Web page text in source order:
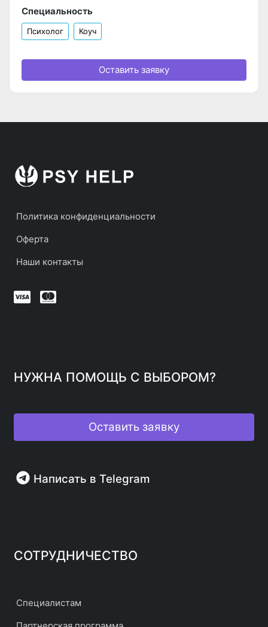
Специальность
Психолог Коуч
Оставить заявку
Политика конфиденциальности
Оферта
Наши контакты
НУЖНА ПОМОЩЬ С ВЫБОРОМ?
Оставить заявку
Написать в Telegram
СОТРУДНИЧЕСТВО
Специалистам